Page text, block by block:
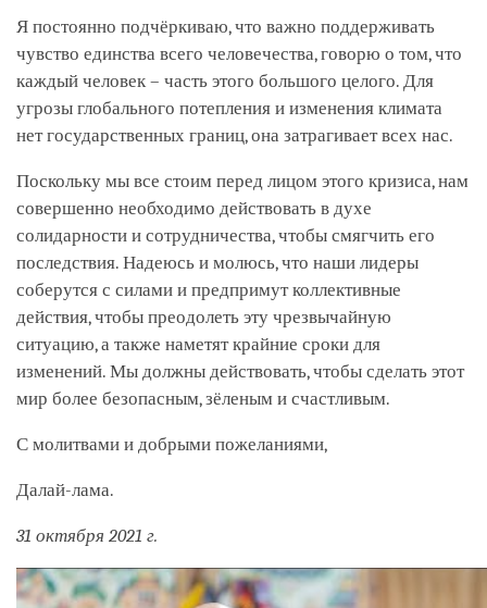
Я постоянно подчёркиваю, что важно поддерживать
чувство единства всего человечества, говорю о том, что
каждый человек – часть этого большого целого. Для
угрозы глобального потепления и изменения климата
нет государственных границ, она затрагивает всех нас.
Поскольку мы все стоим перед лицом этого кризиса, нам
совершенно необходимо действовать в духе
солидарности и сотрудничества, чтобы смягчить его
последствия. Надеюсь и молюсь, что наши лидеры
соберутся с силами и предпримут коллективные
действия, чтобы преодолеть эту чрезвычайную
ситуацию, а также наметят крайние сроки для
изменений. Мы должны действовать, чтобы сделать этот
мир более безопасным, зёленым и счастливым.
С молитвами и добрыми пожеланиями,
Далай-лама.
31 октября 2021 г.